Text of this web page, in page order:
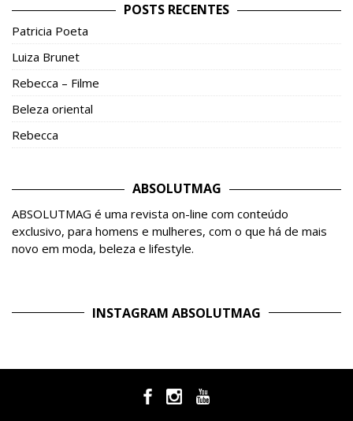
POSTS RECENTES
Patricia Poeta
Luiza Brunet
Rebecca – Filme
Beleza oriental
Rebecca
ABSOLUTMAG
ABSOLUTMAG é uma revista on-line com conteúdo
exclusivo, para homens e mulheres, com o que há de mais
novo em moda, beleza e lifestyle.
INSTAGRAM ABSOLUTMAG